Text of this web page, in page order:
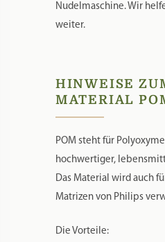
Nudelmaschine. Wir
weiter.
HINWEISE
MATERIAL
POM steht für
hochwertiger,
Das Material wird auch
Matrizen von Philips
Die Vorteile: